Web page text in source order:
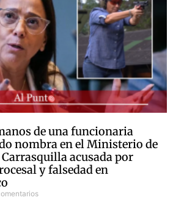
de una funcionaria
nombra en el Ministerio de
acusada por
y falsedad en